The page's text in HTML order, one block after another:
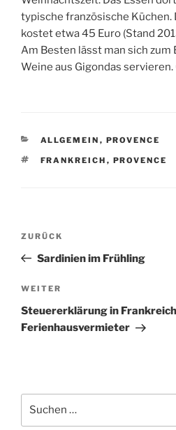
typische französische Küchen.
kostet etwa 45 Euro (Stand
Am Besten lässt man sich zum
Weine aus Gigondas servieren.
KATEGORIEN
ALLGEMEIN , PROVENCE
SCHLAGWÖRTER
FRANKREICH , PROVENCE
Beitragsnavigation
Vorheriger
Beitrag
ZURÜCK
Sardinien im Frühling
Nächster
Beitrag
WEITER
Steuererklärung in
Ferienhausvermieter
nach: